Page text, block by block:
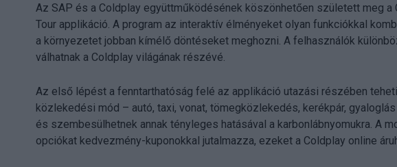
Az SAP és a Coldplay együttműködésének köszönhetően született meg
Tour applikáció. A program az interaktív élményeket olyan funkciókkal
a környezetet jobban kímélő döntéseket meghozni. A felhasználók
válhatnak a Coldplay világának részévé.
Az első lépést a fenntarthatóság felé az applikáció utazási részében
közlekedési mód – autó, taxi, vonat, tömegközlekedés, kerékpár,
és szembesülhetnek annak tényleges hatásával a karbonlábnyomukra. A
opciókat kedvezmény-kuponokkal jutalmazza, ezeket a Coldplay online